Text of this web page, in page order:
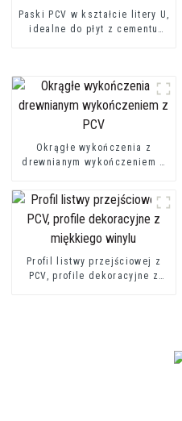
Paski PCV w kształcie litery U,
idealne do płyt z cementu
Okrągłe wykończenia z
drewnianym wykończeniem z
Profil listwy przejściowej z
PCV, profile dekoracyjne z